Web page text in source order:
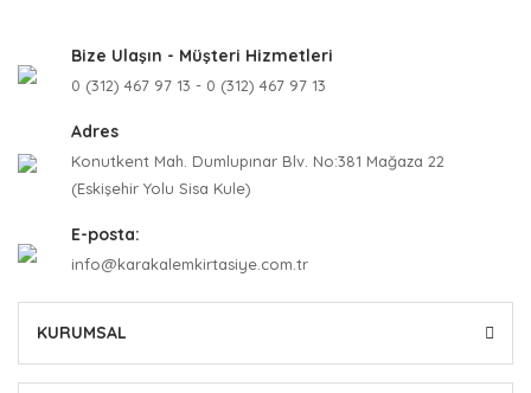
Bize Ulaşın - Müşteri Hizmetleri
0 (312) 467 97 13 - 0 (312) 467 97 13
Adres
Konutkent Mah. Dumlupınar Blv. No:381 Mağaza 22
(Eskişehir Yolu Sisa Kule)
E-posta:
info@karakalemkirtasiye.com.tr
KURUMSAL